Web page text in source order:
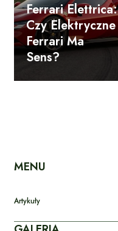
Ferrari Elettrica:
Czy Elektryczne
Ferrari Ma
Sens?
MENU
Artykuły